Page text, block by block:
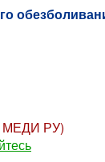
МЕДИ РУ)